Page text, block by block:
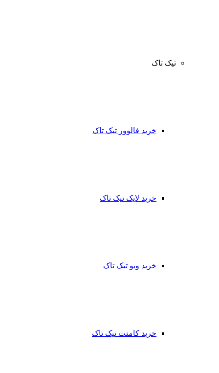
تیک تاک
خرید فالوور تیک تاک
خرید لایک تیک تاک
خرید ویو تیک تاک
خرید کامنت تیک تاک